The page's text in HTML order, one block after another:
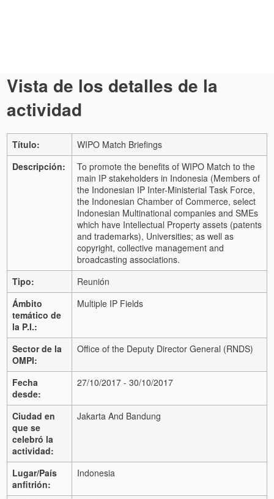
Vista de los detalles de la
actividad
Título:
WIPO Match Briefings
Descripción:
To promote the benefits of WIPO Match to the
main IP stakeholders in Indonesia (Members of
the Indonesian IP Inter-Ministerial Task Force,
the Indonesian Chamber of Commerce, select
Indonesian Multinational companies and SMEs
which have Intellectual Property assets (patents
and trademarks), Universities; as well as
copyright, collective management and
broadcasting associations.
Tipo:
Reunión
Ámbito
temático de
la P.I.:
Multiple IP Fields
Sector de la
OMPI:
Office of the Deputy Director General (RNDS)
Fecha
desde:
27/10/2017 - 30/10/2017
Ciudad en
que se
celebró la
actividad:
Jakarta And Bandung
Lugar/País
anfitrión:
Indonesia